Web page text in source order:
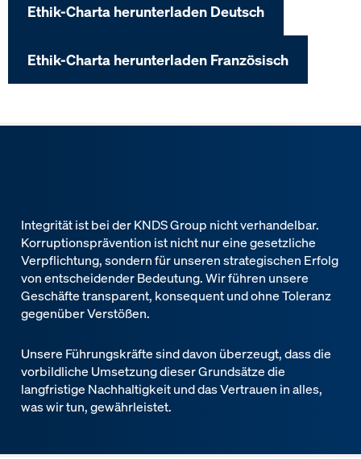
Ethik-Charta herunterladen Deutsch
Ethik-Charta herunterladen Französisch
Integrität ist bei der KNDS Group nicht verhandelbar.
Korruptionsprävention ist nicht nur eine gesetzliche
Verpflichtung, sondern für unseren strategischen Erfolg
von entscheidender Bedeutung. Wir führen unsere
Geschäfte transparent, konsequent und ohne Toleranz
gegenüber Verstößen.
Unsere Führungskräfte sind davon überzeugt, dass die
vorbildliche Umsetzung dieser Grundsätze die
langfristige Nachhaltigkeit und das Vertrauen in alles,
was wir tun, gewährleistet.